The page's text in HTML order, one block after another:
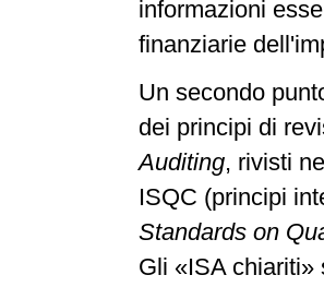
informazioni
finanziarie
Un secondo
dei principi di
Auditing, rivisti
ISQC (principi
Standards on
Gli «ISA chiariti»